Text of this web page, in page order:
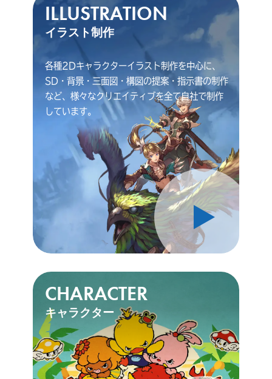
ILLUSTRATION
イラスト制作
各種2Dキャラクターイラスト制作を中心に、
SD・背景・三面図・構図の提案・指示書の制作
など、様々なクリエイティブを全て自社で制作
しています。
CHARACTER
キャラクター